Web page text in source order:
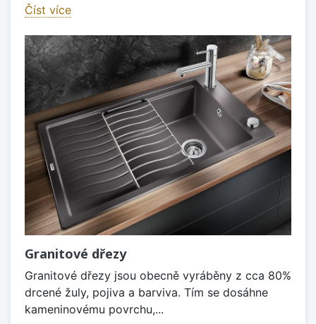
Číst více
Granitové dřezy
Granitové dřezy jsou obecně vyráběny z cca 80%
drcené žuly, pojiva a barviva. Tím se dosáhne
kameninovému povrchu,...